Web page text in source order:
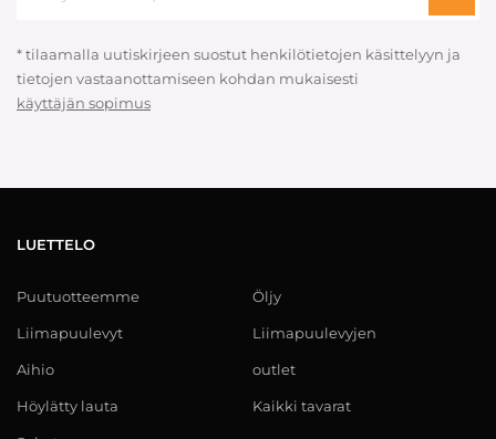
* tilaamalla uutiskirjeen suostut henkilötietojen käsittelyyn ja
tietojen vastaanottamiseen kohdan mukaisesti
käyttäjän sopimus
LUETTELO
Puutuotteemme
Liimapuulevyt
Aihio
Höylätty lauta
Öljy
Liimapuulevyjen
outlet
Kaikki tavarat